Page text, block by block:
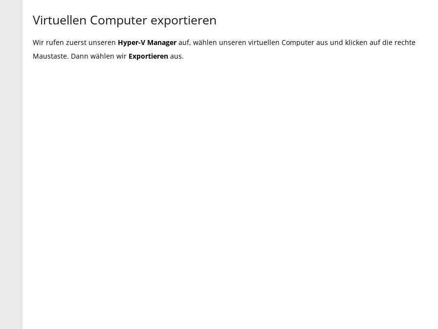
Virtuellen Computer exportieren
Wir rufen zuerst unseren Hyper-V Manager auf, wählen unseren virtuellen Computer aus und klicken auf die rechte
Maustaste. Dann wählen wir Exportieren aus.